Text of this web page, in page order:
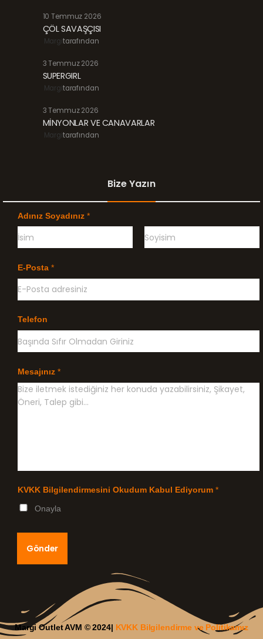
10 Temmuz 2026
ÇÖL SAVAŞÇISI
Margitarafından
3 Temmuz 2026
SUPERGIRL
Margitarafından
3 Temmuz 2026
MİNYONLAR VE CANAVARLAR
Margitarafından
Bize Yazın
Adınız Soyadınız *
c
e
i
l
e
E-Posta *
Telefon
Mesajınız *
KVKK Bilgilendirmesini Okudum Kabul Ediyorum *
Onayla
Gönder
Margi Outlet AVM © 2024| KVKK Bilgilendirme ve Politikamız